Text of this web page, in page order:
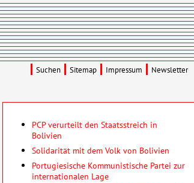
PCP verurteilt den Staatsstreich in
Bolivien
Solidarität mit dem Volk von Bolivien
Portugiesische Kommunistische Partei zur
internationalen Lage
Suchen Sitemap Impressum Newsletter